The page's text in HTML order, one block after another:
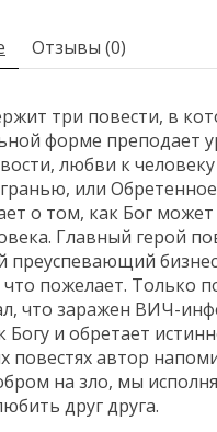
Отзывы (0)
три повести, в
форме преподает
любви к
или Обретенное
о том, как Бог
Главный герой
пожелает. Только
что заражен ВИЧ-
Богу и обретает
повестях автор
на зло, мы
друг друга.